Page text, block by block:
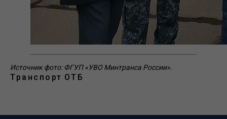
Источник фото: ФГУП «УВО Минтранса России».
Транспорт ОТБ